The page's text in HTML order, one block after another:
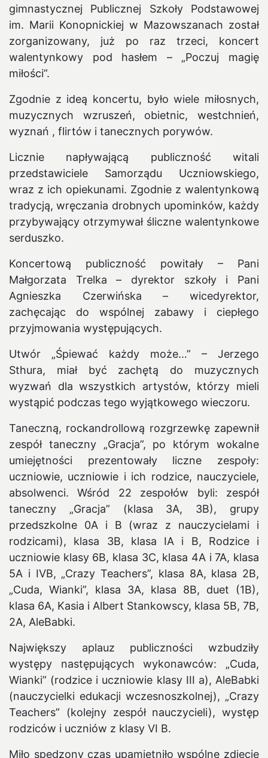
gimnastycznej Publicznej Szkoły Podstawowej
im. Marii Konopnickiej w Mazowszanach został
zorganizowany, już po raz trzeci, koncert
walentynkowy pod hasłem – „Poczuj magię
miłości”.
Zgodnie z ideą koncertu, było wiele miłosnych,
muzycznych wzruszeń, obietnic, westchnień,
wyznań , flirtów i tanecznych porywów.
Licznie napływającą publiczność witali
przedstawiciele Samorządu Uczniowskiego,
wraz z ich opiekunami. Zgodnie z walentynkową
tradycją, wręczania drobnych upominków, każdy
przybywający otrzymywał śliczne walentynkowe
serduszko.
Koncertową publiczność powitały – Pani
Małgorzata Trelka – dyrektor szkoły i Pani
Agnieszka Czerwińska – wicedyrektor,
zachęcając do wspólnej zabawy i ciepłego
przyjmowania występujących.
Utwór „Śpiewać każdy może…” – Jerzego
Sthura, miał być zachętą do muzycznych
wyzwań dla wszystkich artystów, którzy mieli
wystąpić podczas tego wyjątkowego wieczoru.
Taneczną, rockandrollową rozgrzewkę zapewnił
zespół taneczny „Gracja”, po którym wokalne
umiejętności prezentowały liczne zespoły:
uczniowie, uczniowie i ich rodzice, nauczyciele,
absolwenci. Wśród 22 zespołów byli: zespół
taneczny „Gracja” (klasa 3A, 3B), grupy
przedszkolne 0A i B (wraz z nauczycielami i
rodzicami), klasa 3B, klasa IA i B, Rodzice i
uczniowie klasy 6B, klasa 3C, klasa 4A i 7A, klasa
5A i IVB, „Crazy Teachers”, klasa 8A, klasa 2B,
„Cuda, Wianki”, klasa 3A, klasa 8B, duet (1B),
klasa 6A, Kasia i Albert Stankowscy, klasa 5B, 7B,
2A, AleBabki.
Największy aplauz publiczności wzbudziły
występy następujących wykonawców: „Cuda,
Wianki” (rodzice i uczniowie klasy III a), AleBabki
(nauczycielki edukacji wczesnoszkolnej), „Crazy
Teachers” (kolejny zespół nauczycieli), występ
rodziców i uczniów z klasy VI B.
Miło spędzony czas upamiętniło wspólne zdjęcie